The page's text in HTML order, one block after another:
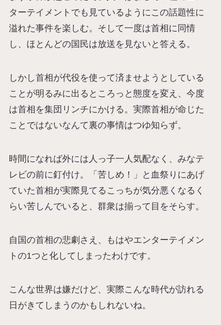
ターテイメントでも見ているようにこの話題性に
溢れた事件を楽しむ。そして一度は首相に同情
し、ほとんどの国民は放送を見ないと答える。
しかし首相が代役を使って済ませようとしている
ことが明るみに出るところっと態度を変え、今度
は首相を集団リンチにかける。実際首相が命じた
ことではないなんて裏の事情はつゆ知らず。
時間になれば外には人っ子一人気配なく、みなテ
レビの前に釘付け。「苦しめ！」と血祭りにあげ
ていた首相が実際見てるこっちが気分悪くなるく
らい苦しんでいると、群衆は揃って目をそらす。
自国の首相の悲劇さえ、もはやエンターテイメン
トの1つと化してしまったわけです。
こんな世界は嫌だけど、実際こんな時代が訪れる
日がきてしまうのかもしれないね。